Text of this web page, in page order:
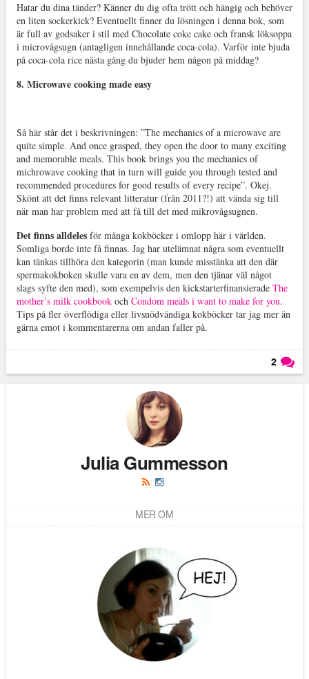
Hatar du dina tänder? Känner du dig ofta trött och hängig och behöver
en liten sockerkick? Eventuellt finner du lösningen i denna bok, som
är full av godsaker i stil med Chocolate coke cake och fransk löksoppa
i microvågsugn (antagligen innehållande coca-cola). Varför inte bjuda
på coca-cola rice nästa gång du bjuder hem någon på middag?
8. Microwave cooking made easy
Så här står det i beskrivningen: ”The mechanics of a microwave are
quite simple. And once grasped, they open the door to many exciting
and memorable meals. This book brings you the mechanics of
michrowave cooking that in turn will guide you through tested and
recommended procedures for good results of every recipe”. Okej.
Skönt att det finns relevant litteratur (från 2011?!) att vända sig till
när man har problem med att få till det med mikrovågsugnen.
Det finns alldelesför många kokböcker i omlopp här i världen.
Somliga borde inte få finnas. Jag har utelämnat några som eventuellt
kan tänkas tillhöra den kategorin (man kunde misstänka att den där
spermakokboken skulle vara en av dem, men den tjänar väl något
slags syfte den med), som exempelvis den kickstarterfinansierade The
mother’s milk cookbookoch Condom meals i want to make for you.
Tips på fler överflödiga eller livsnödvändiga kokböcker tar jag mer än
gärna emot i kommentarerna om andan faller på.
2
Julia Gummesson
MER OM